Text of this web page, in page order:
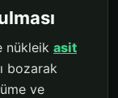
nükleik asit
bozarak
ve